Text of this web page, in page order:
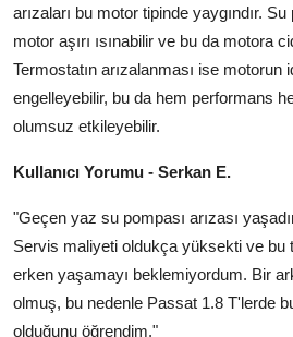
arızaları bu motor tipinde yaygındır. Su
motor aşırı ısınabilir ve bu da motora
Termostatın arızalanması ise motorun
engelleyebilir, bu da hem performans
olumsuz etkileyebilir.
Kullanıcı Yorumu - Serkan E.
"Geçen yaz su pompası arızası
Servis maliyeti oldukça yüksekti ve bu
erken yaşamayı beklemiyordum. Bir
olmuş, bu nedenle Passat 1.8 T'lerde
olduğunu öğrendim."